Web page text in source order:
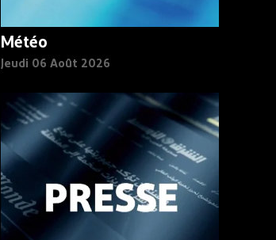
Météo
Jeudi 06 Août 2026